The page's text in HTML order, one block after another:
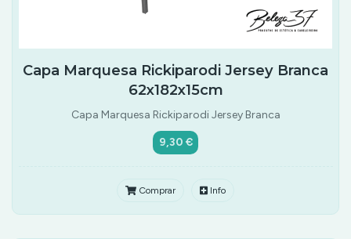
Capa Marquesa Rickiparodi Jersey Branca
62x182x15cm
Capa Marquesa Rickiparodi Jersey Branca
9,30 €
Comprar Info